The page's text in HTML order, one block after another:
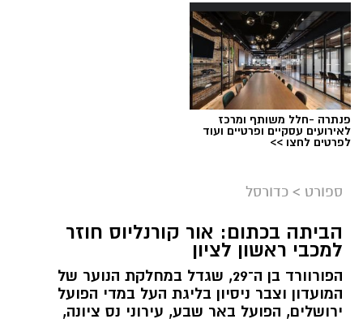
פנתרה -חלל משותף ומרכז
לאירועים עסקיים ופרטיים ועוד
לפרטים לחצו >>
ספורט > כדורסל
הביתה בכתום: אור קורנליוס חוזר
למכבי ראשון לציון
הפורוורד בן ה־29, שגדל במחלקת הנוער של
המועדון וצבר ניסיון בליגת העל במדי הפועל
ירושלים, הפועל באר שבע, עירוני נס ציונה,